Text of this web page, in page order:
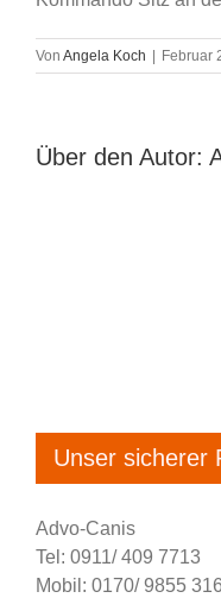
Von Angela Koch Februar
Über den Autor:
Unser sicherer
Advo-Canis
Tel: 0911/ 409 7713
Mobil: 0170/ 9855 316